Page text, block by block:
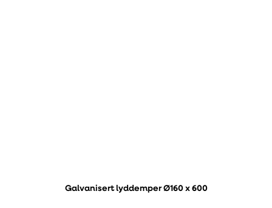
Galvanisert lyddemper Ø160 x 600